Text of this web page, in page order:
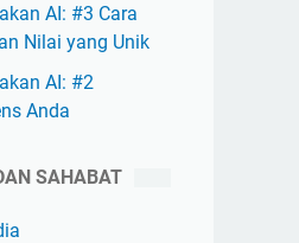
AI: #3 Cara
Nilai yang Unik
AI: #2
Anda
SAHABAT